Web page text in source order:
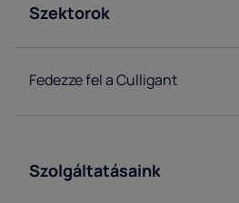
Hálózati
Horeca
Szektorok
Gyárak
Vendéglátás
Fedezze fel a Culligant
Szolgáltatásaink